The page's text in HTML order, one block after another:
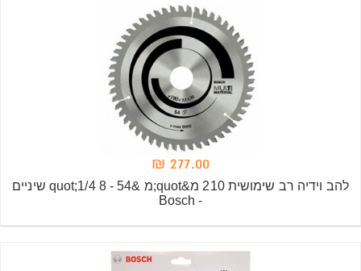
277.00 ₪
להב וידיה רב שימושית 210 מ&quot;מ &quot;1/4 8 - 54 שיניים
- Bosch